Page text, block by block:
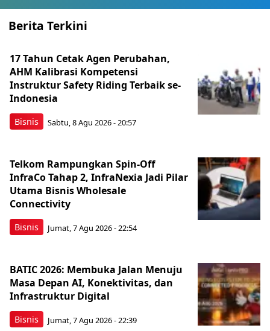
Berita Terkini
Bisnis
17 Tahun Cetak Agen Perubahan,
AHM Kalibrasi Kompetensi
Instruktur Safety Riding Terbaik se-
Indonesia
Sabtu, 8 Agu 2026 - 20:57
Bisnis
Telkom Rampungkan Spin-Off
InfraCo Tahap 2, InfraNexia Jadi Pilar
Utama Bisnis Wholesale
Connectivity
Jumat, 7 Agu 2026 - 22:54
Bisnis
BATIC 2026: Membuka Jalan Menuju
Masa Depan AI, Konektivitas, dan
Infrastruktur Digital
Jumat, 7 Agu 2026 - 22:39